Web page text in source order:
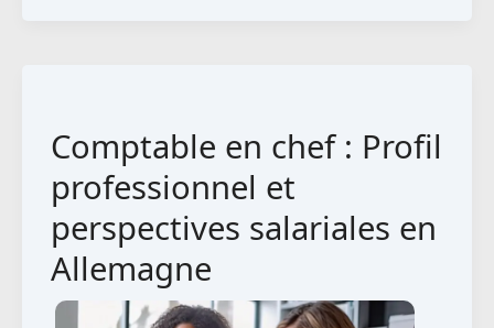
comment
procéder
?
Comptable en chef : Profil
professionnel et
perspectives salariales en
Allemagne